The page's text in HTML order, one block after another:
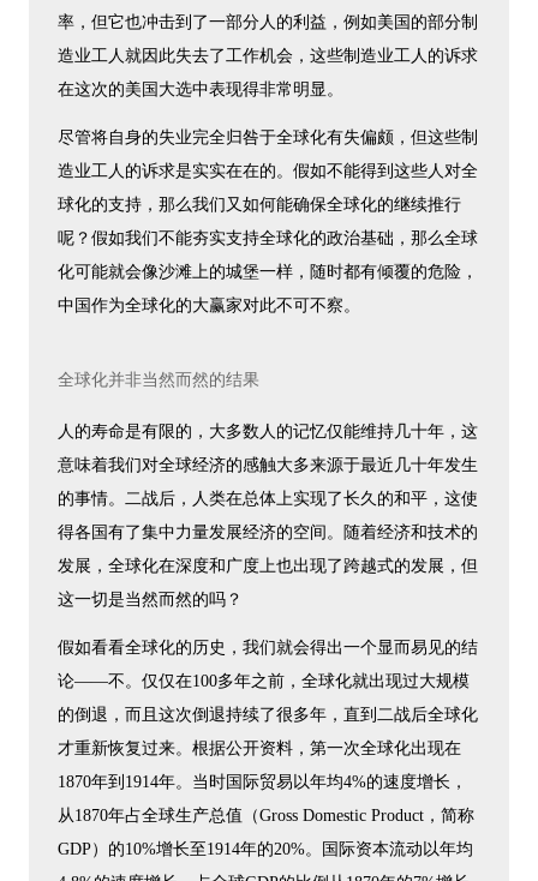
率，但它也冲击到了一部分人的利益，例如美国的部分制
造业工人就因此失去了工作机会，这些制造业工人的诉求
在这次的美国大选中表现得非常明显。
尽管将自身的失业完全归咎于全球化有失偏颇，但这些制
造业工人的诉求是实实在在的。假如不能得到这些人对全
球化的支持，那么我们又如何能确保全球化的继续推行
呢？假如我们不能夯实支持全球化的政治基础，那么全球
化可能就会像沙滩上的城堡一样，随时都有倾覆的危险，
中国作为全球化的大赢家对此不可不察。
全球化并非当然而然的结果
人的寿命是有限的，大多数人的记忆仅能维持几十年，这
意味着我们对全球经济的感触大多来源于最近几十年发生
的事情。二战后，人类在总体上实现了长久的和平，这使
得各国有了集中力量发展经济的空间。随着经济和技术的
发展，全球化在深度和广度上也出现了跨越式的发展，但
这一切是当然而然的吗？
假如看看全球化的历史，我们就会得出一个显而易见的结
论——不。仅仅在100多年之前，全球化就出现过大规模
的倒退，而且这次倒退持续了很多年，直到二战后全球化
才重新恢复过来。根据公开资料，第一次全球化出现在
1870年到1914年。当时国际贸易以年均4%的速度增长，
从1870年占全球生产总值（Gross Domestic Product，简称
GDP）的10%增长至1914年的20%。国际资本流动以年均